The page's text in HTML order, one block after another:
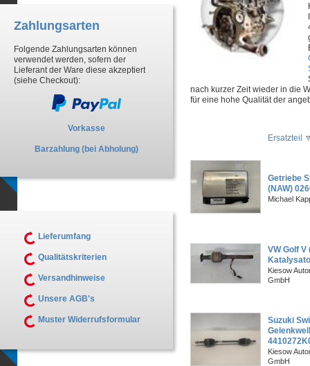
nach kurzer Zeit wieder in die
für eine hohe Qualität der
Ersatzteil
Getriebe
(NAW)
Michael
VW Golf
Kiesow
GmbH
Suzuki
Kiesow
GmbH
Zahlungsarten
Folgende Zahlungsarten können
verwendet werden, sofern der
Lieferant der Ware diese akzeptiert
(siehe Checkout):
Vorkasse
Barzahlung (bei Abholung)
Lieferumfang
Qualitätskriterien
Versandhinweise
Unsere AGB's
Muster Widerrufsformular